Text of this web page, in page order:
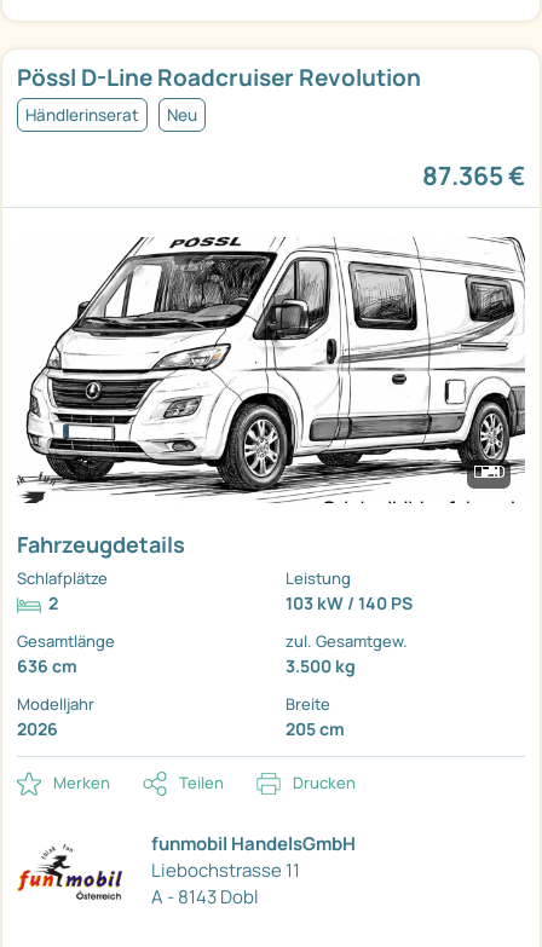
Pössl D-Line Roadcruiser Revolution
Händlerinserat Neu
87.365 €
Fahrzeugdetails
Schlafplätze
2
Leistung
103 kW / 140 PS
Gesamtlänge
636 cm
zul. Gesamtgew.
3.500 kg
Modelljahr
2026
Breite
205 cm
Merken Teilen Drucken
funmobil HandelsGmbH
Liebochstrasse 11
A - 8143 Dobl